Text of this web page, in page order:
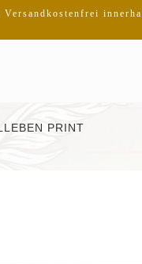
Versandkostenfrei
PRINT